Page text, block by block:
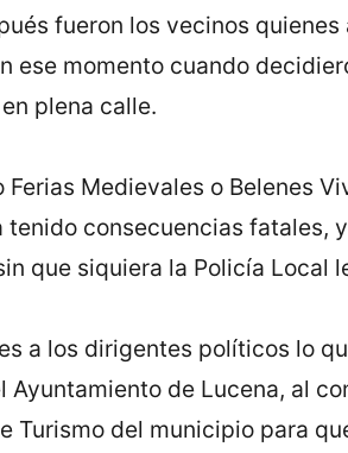
fueron los vecinos
ese momento cuando
plena calle.
Medievales o Belenes
consecuencias fatales,
que siquiera la Policía Local
a los dirigentes políticos lo
Ayuntamiento de Lucena, al
Turismo del municipio para